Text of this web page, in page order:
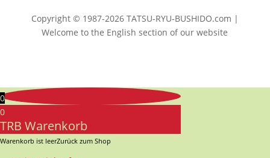
Copyright © 1987-2026 TATSU-RYU-BUSHIDO.com |
Welcome to the English section of our website
0
0
TRB Warenkorb
Warenkorb ist leerZurück zum Shop